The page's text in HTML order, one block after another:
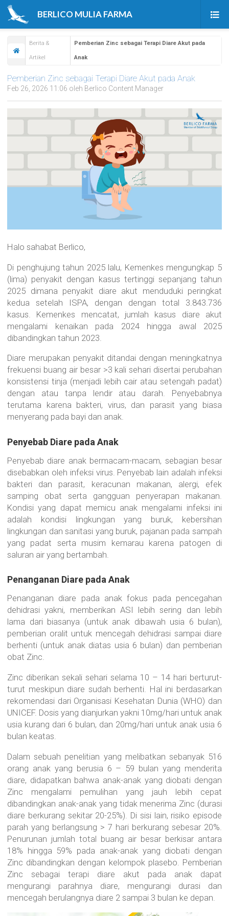
BERLICO MULIA FARMA
Beranda
Berita & Artikel
Karir
Kontak Kami
Berita &
Artikel
Pemberian Zinc sebagai Terapi Diare Akut pada
Anak
Pemberian Zinc sebagai Terapi Diare Akut pada Anak
Feb 26, 2026 11:06 oleh Berlico Content Manager
Halo sahabat Berlico,
Di penghujung tahun 2025 lalu, Kemenkes mengungkap 5
(lima) penyakit dengan kasus tertinggi sepanjang tahun
2025 dimana penyakit diare akut menduduki peringkat
kedua setelah ISPA, dengan dengan total 3.843.736
kasus. Kemenkes mencatat, jumlah kasus diare akut
mengalami kenaikan pada 2024 hingga awal 2025
dibandingkan tahun 2023.
Diare merupakan penyakit ditandai dengan meningkatnya
frekuensi buang air besar >3 kali sehari disertai perubahan
konsistensi tinja (menjadi lebih cair atau setengah padat)
dengan atau tanpa lendir atau darah. Penyebabnya
terutama karena bakteri, virus, dan parasit yang biasa
menyerang pada bayi dan anak.
Penyebab Diare pada Anak
Penyebab diare anak bermacam-macam, sebagian besar
disebabkan oleh infeksi virus. Penyebab lain adalah infeksi
bakteri dan parasit, keracunan makanan, alergi, efek
samping obat serta gangguan penyerapan makanan.
Kondisi yang dapat memicu anak mengalami infeksi ini
adalah kondisi lingkungan yang buruk, kebersihan
lingkungan dan sanitasi yang buruk, pajanan pada sampah
yang padat serta musim kemarau karena patogen di
saluran air yang bertambah.
Penanganan Diare pada Anak
Penanganan diare pada anak fokus pada pencegahan
dehidrasi yakni, memberikan ASI lebih sering dan lebih
lama dari biasanya (untuk anak dibawah usia 6 bulan),
pemberian oralit untuk mencegah dehidrasi sampai diare
berhenti (untuk anak diatas usia 6 bulan) dan pemberian
obat Zinc.
Zinc diberikan sekali sehari selama 10 – 14 hari berturut-
turut meskipun diare sudah berhenti. Hal ini berdasarkan
rekomendasi dari Organisasi Kesehatan Dunia (WHO) dan
UNICEF. Dosis yang dianjurkan yakni 10mg/hari untuk anak
usia kurang dari 6 bulan, dan 20mg/hari untuk anak usia 6
bulan keatas.
Dalam sebuah penelitian yang melibatkan sebanyak 516
orang anak yang berusia 6 – 59 bulan yang menderita
diare, didapatkan bahwa anak-anak yang diobati dengan
Zinc mengalami pemulihan yang jauh lebih cepat
dibandingkan anak-anak yang tidak menerima Zinc (durasi
diare berkurang sekitar 20-25%). Di sisi lain, risiko episode
parah yang berlangsung > 7 hari berkurang sebesar 20%.
Penurunan jumlah total buang air besar berkisar antara
18% hingga 59% pada anak-anak yang diobati dengan
Zinc dibandingkan dengan kelompok plasebo. Pemberian
Zinc sebagai terapi diare akut pada anak dapat
mengurangi parahnya diare, mengurangi durasi dan
mencegah berulangnya diare 2 sampai 3 bulan ke depan.